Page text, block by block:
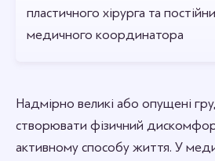
пластичного хірурга та
медичного координатора
Надмірно великі або опущені
створювати фізичний
активному способу життя. У